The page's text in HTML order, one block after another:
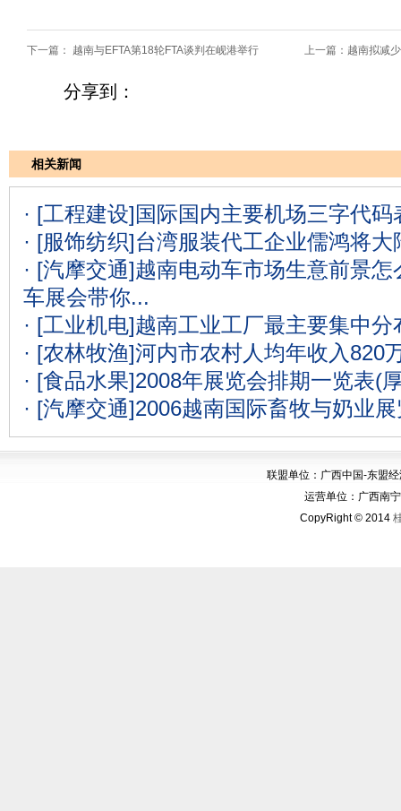
下一篇： 越南与EFTA第18轮FTA谈判在岘港举行 上一篇： 越南拟减
分享到：
相关新闻
· [工程建设]国际国内主要机场三字代码
· [服饰纺织]台湾服装代工企业儒鸿将
· [汽摩交通]越南电动车市场生意前景
车展会带你...
· [工业机电]越南工业工厂最主要集中分
· [农林牧渔]河内市农村人均年收入820
· [食品水果]2008年展览会排期一览表(
· [汽摩交通]2006越南国际畜牧与奶业
联盟单位：广西中国-东盟
运营单位：广西南
CopyRight © 2014